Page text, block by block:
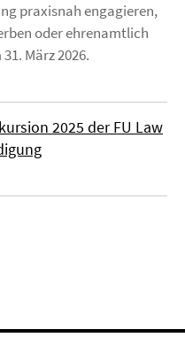
praxisnah engagieren,
oder ehrenamtlich
März 2026.
2025 der FU Law